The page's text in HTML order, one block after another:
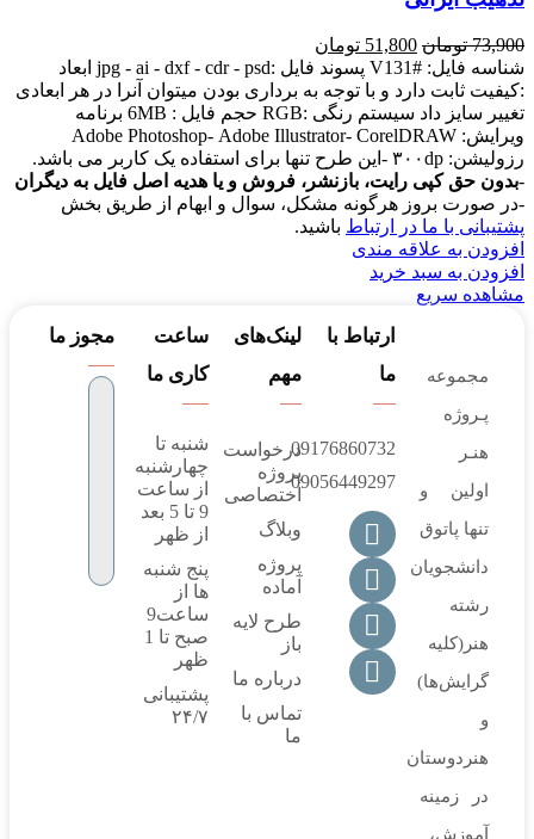
73,900 تومان 51,800 تومان
شناسه فایل: #V131 پسوند فایل :jpg - ai - dxf - cdr - psd ابعاد
:کیفیت ثابت دارد و با توجه به برداری بودن میتوان آنرا در هر ابعادی
تغییر سایز داد سیستم رنگی :RGB حجم فایل : 6MB برنامه
ویرایش: Adobe Photoshop- Adobe Illustrator- CorelDRAW
رزولیشن: ۳۰۰dp -این طرح تنها برای استفاده یک کاربر می باشد.
-بدون حق کپی رایت، بازنشر، فروش و یا هدیه اصل فایل به دیگران
-در صورت بروز هرگونه مشکل، سوال و ابهام از طریق بخش
پشتیبانی با ما در ارتباط باشید.
افزودن به علاقه مندی
افزودن به سبد خرید
مشاهده سریع
مجموعه
پـروژه‌
هنـر
اولین و
تنها پاتوق
دانشجویان
رشته
هنر(کلیه
گرایش‌ها)
و
هنردوستان
در زمینه
آموزش،
ارتباط با
ما
09176860732
09056449297
لینک‌های
مهم
درخواست
پروژه
اختصاصی
وبلاگ
پروژه
آماده
طرح لایه
باز
درباره ما
تماس با
ما
ساعت
کاری ما
شنبه تا
چهارشنبه
از ساعت
9 تا 5 بعد
از ظهر
پنج شنبه
ها از
ساعت9
صبح تا 1
ظهر
پشتیبانی
۲۴/۷
مجوز ما